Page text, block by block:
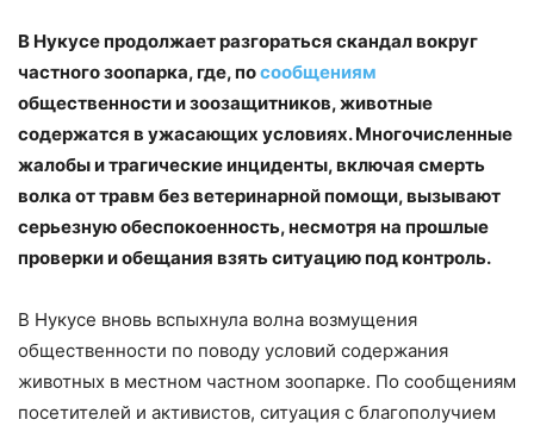
В Нукусе продолжает разгораться скандал вокруг
частного зоопарка, где, посообщениям
общественности и зоозащитников, животные
содержатся в ужасающих условиях. Многочисленные
жалобы и трагические инциденты, включая смерть
волка от травм без ветеринарной помощи, вызывают
серьезную обеспокоенность, несмотря на прошлые
проверки и обещания взять ситуацию под контроль.
В Нукусе вновь вспыхнула волна возмущения
общественности по поводу условий содержания
животных в местном частном зоопарке. По сообщениям
посетителей и активистов, ситуация с благополучием